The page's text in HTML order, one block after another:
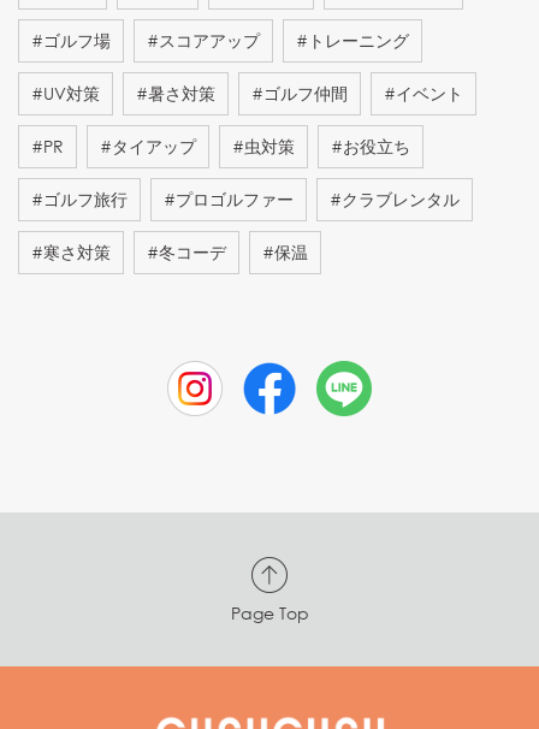
#ゴルフ場 #スコアアップ # トレーニング
#UV対策 #暑さ対策 #ゴルフ仲間 #イベント
#PR #タイアップ #虫対策 #お役立ち
#ゴルフ旅行 #プロゴルファー #クラブレンタル
#寒さ対策 #冬コーデ #保温
Page Top